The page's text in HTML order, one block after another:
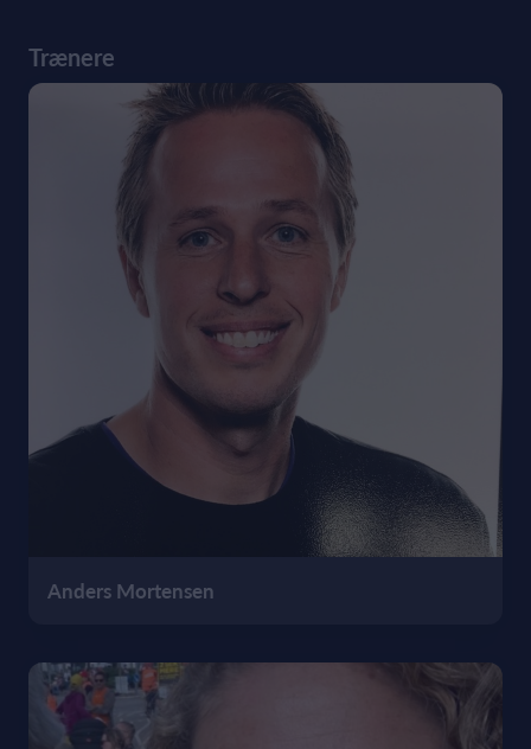
Trænere
Anders Mortensen